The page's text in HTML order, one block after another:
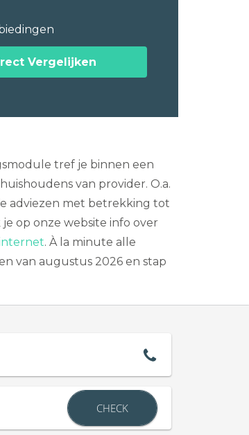
Vergelijken
tref je binnen een
van provider. O.a.
adviezen met betrekking tot
op onze website info over
. À la minute alle
van augustus 2026 en stap
CHECK